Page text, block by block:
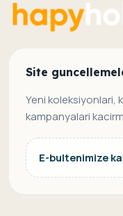
Site
Yeni koleksiyonlari,
kampanyalari
E-bultenimize